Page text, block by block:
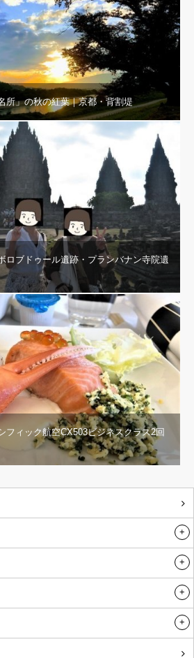
所」の秋の紅葉｜京都・背割堤
ブドゥール遺跡・プランバナン寺院遺
フィック航空CX503ビジネスクラス2回